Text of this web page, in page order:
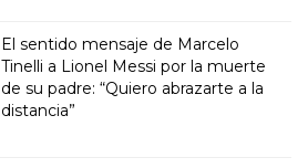
El sentido mensaje de Marcelo
Tinelli a Lionel Messi por la muerte
de su padre: “Quiero abrazarte a la
distancia”